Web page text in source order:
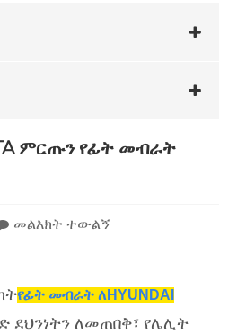
ምርጡን የፊት መብራት
መልእክት ተውልኝ
የፊት መብራት ለHYUNDAI
ደህንነትን ለመጠበቅ፣ የሌሊት